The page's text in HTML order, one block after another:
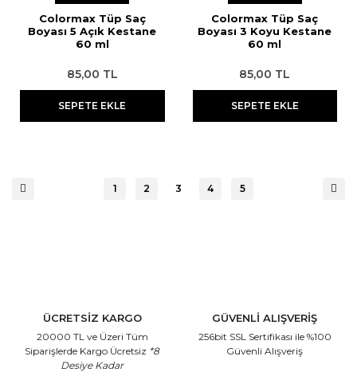
Colormax Tüp Saç
Boyası 5 Açık Kestane
60 ml
85,00 TL
SEPETE EKLE
Colormax Tüp Saç
Boyası 3 Koyu Kestane
60 ml
85,00 TL
SEPETE EKLE
1 2 3 4 5
ÜCRETSİZ KARGO
20000 TL ve Üzeri Tüm
Siparişlerde Kargo Ücretsiz *8
Desiye Kadar
GÜVENLİ ALIŞVERİŞ
256bit SSL Sertifikası ile %100
Güvenli Alışveriş